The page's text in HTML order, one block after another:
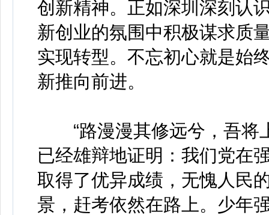
创新精神。正如深圳深刻认
新创业的氛围中积极谋求质
实现转型。不忘初心就是始
新推向前进。
“路漫漫其修远兮，吾将
已经雄辩地证明：我们党在
取得了优异成绩，无愧人民
景，赶考依然在路上。少年